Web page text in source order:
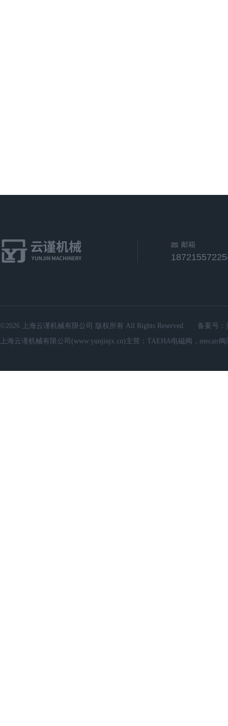
邮箱
©2026 上海云谨机械有限公司 版权所有 All Rights Reserved. 备案号：
上海云谨机械有限公司(www.yunjinjx.cn)主营：TAEHA电磁阀，mecair